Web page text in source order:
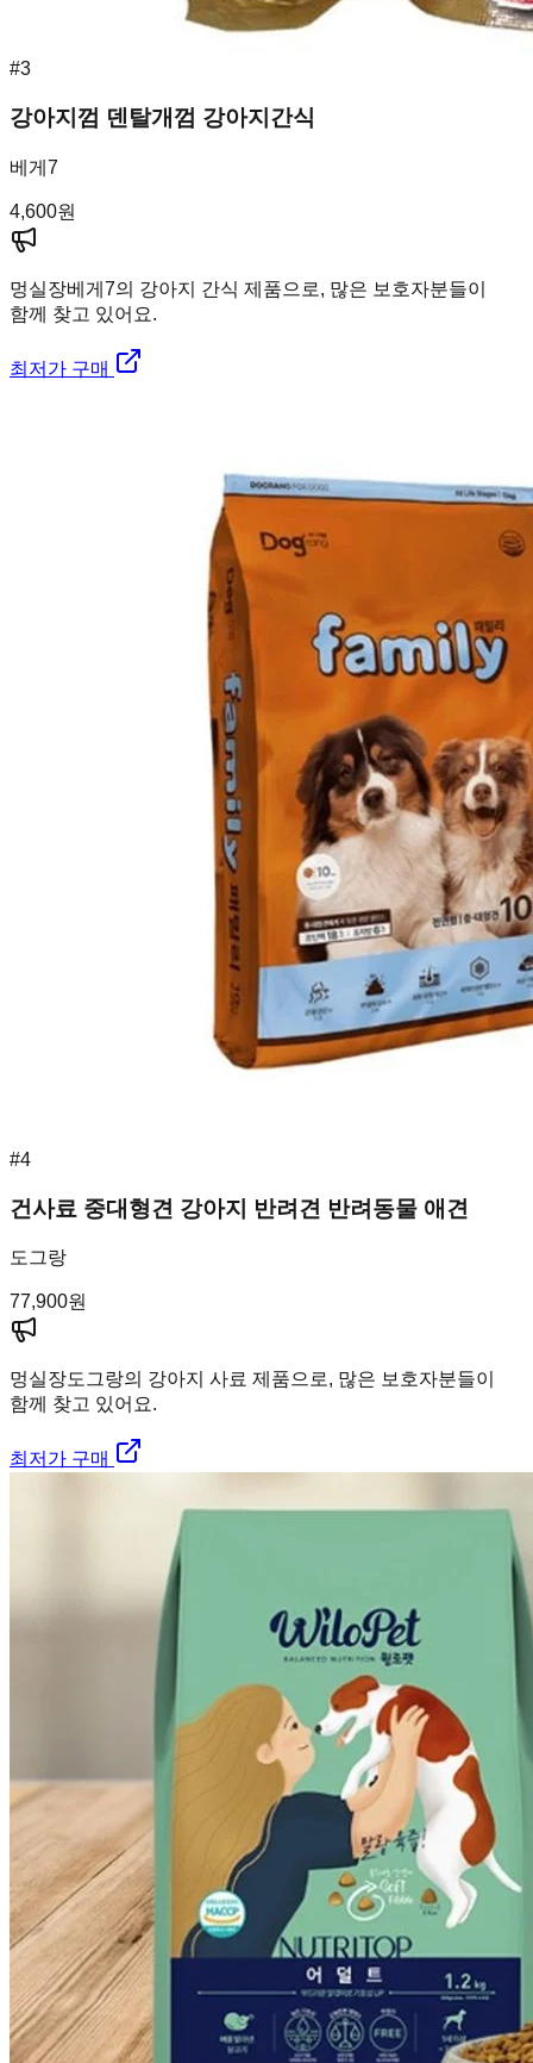
#3
강아지껌 덴탈개껌 강아지간식
베게7
4,600원
멍실장베게7의 강아지 간식 제품으로, 많은 보호자분들이
함께 찾고 있어요.
최저가 구매
#4
건사료 중대형견 강아지 반려견 반려동물 애견
도그랑
77,900원
멍실장도그랑의 강아지 사료 제품으로, 많은 보호자분들이
함께 찾고 있어요.
최저가 구매